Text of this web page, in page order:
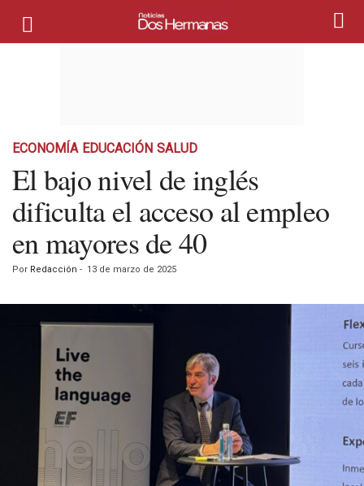
ECONOMÍA EDUCACIÓN SALUD
El bajo nivel de inglés
dificulta el acceso al empleo
en mayores de 40
Por Redacción - 13 de marzo de 2025